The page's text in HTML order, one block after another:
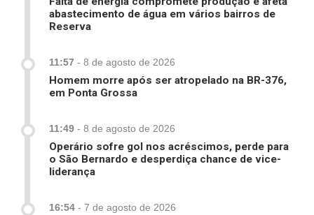
abastecimento de água em vários bairros de
Reserva
11:57 - 8 de agosto de 2026
Homem morre após ser atropelado na BR-376,
em Ponta Grossa
11:49 - 8 de agosto de 2026
Operário sofre gol nos acréscimos, perde para
o São Bernardo e desperdiça chance de vice-
liderança
16:54 - 7 de agosto de 2026